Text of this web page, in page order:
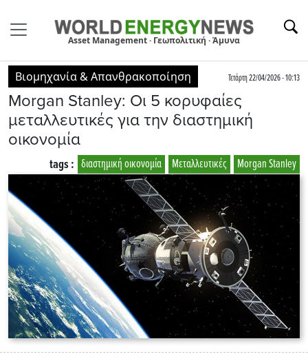
Asset Management · Γεωπολιτική · Άμυνα
Βιομηχανία & Απανθρακοποίηση Τετάρτη 22/04/2026 - 10:13
Morgan Stanley: Οι 5 κορυφαίες
μεταλλευτικές για την διαστημική
οικονομία
Morgan Stanley
Μεταλλευτικές
διαστημική οικονομία
tags :